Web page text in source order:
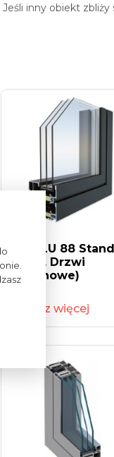
Jeśli inny obiekt
DECALU 88
(okna, Drzwi
Balkonowe)
Zobacz więcej